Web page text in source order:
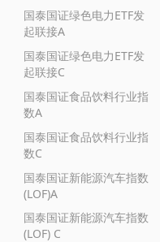
国泰国证绿色电力ETF发
起联接A
国泰国证绿色电力ETF发
起联接C
国泰国证食品饮料行业指
数A
国泰国证食品饮料行业指
数C
国泰国证新能源汽车指数
(LOF)A
国泰国证新能源汽车指数
(LOF) C